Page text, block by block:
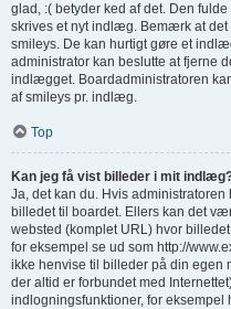
glad, :( betyder ked af det. Den
skrives et nyt indlæg. Bemærk at
smileys. De kan hurtigt gøre et
administrator kan beslutte at fjerne
indlægget. Boardadministratoren
af smileys pr. indlæg.
Top
Kan jeg få vist billeder i mit
Ja, det kan du. Hvis
billedet til boardet. Ellers kan det
websted (komplet URL) hvor
for eksempel se ud som http://
ikke henvise til billeder på din egen
der altid er forbundet med
indlogningsfunktioner, for